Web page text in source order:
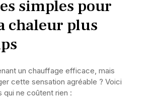
simples pour
chaleur plus
un chauffage efficace, mais
cette sensation agréable ? Voici
qui ne coûtent rien :